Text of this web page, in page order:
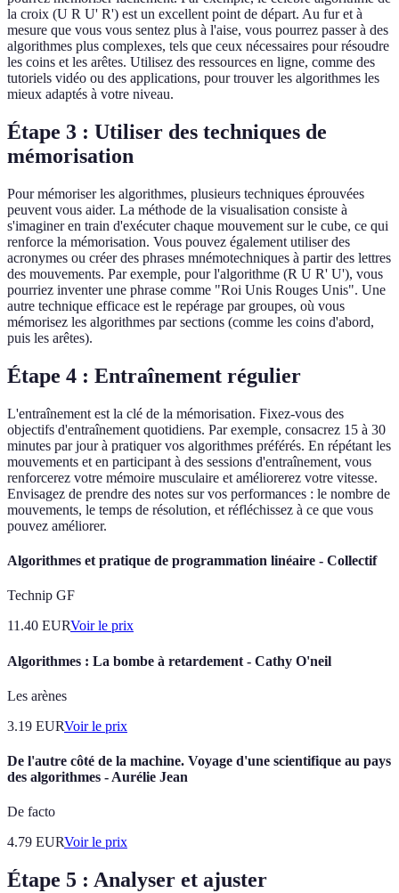
la croix (U R U' R') est un excellent point de départ. Au fur et à
mesure que vous vous sentez plus à l'aise, vous pourrez passer à des
algorithmes plus complexes, tels que ceux nécessaires pour résoudre
les coins et les arêtes. Utilisez des ressources en ligne, comme des
tutoriels vidéo ou des applications, pour trouver les algorithmes les
mieux adaptés à votre niveau.
Étape 3 : Utiliser des techniques de
mémorisation
Pour mémoriser les algorithmes, plusieurs techniques éprouvées
peuvent vous aider. La méthode de la visualisation consiste à
s'imaginer en train d'exécuter chaque mouvement sur le cube, ce qui
renforce la mémorisation. Vous pouvez également utiliser des
acronymes ou créer des phrases mnémotechniques à partir des lettres
des mouvements. Par exemple, pour l'algorithme (R U R' U'), vous
pourriez inventer une phrase comme "Roi Unis Rouges Unis". Une
autre technique efficace est le repérage par groupes, où vous
mémorisez les algorithmes par sections (comme les coins d'abord,
puis les arêtes).
Étape 4 : Entraînement régulier
L'entraînement est la clé de la mémorisation. Fixez-vous des
objectifs d'entraînement quotidiens. Par exemple, consacrez 15 à 30
minutes par jour à pratiquer vos algorithmes préférés. En répétant les
mouvements et en participant à des sessions d'entraînement, vous
renforcerez votre mémoire musculaire et améliorerez votre vitesse.
Envisagez de prendre des notes sur vos performances : le nombre de
mouvements, le temps de résolution, et réfléchissez à ce que vous
pouvez améliorer.
Algorithmes et pratique de programmation linéaire - Collectif
Technip GF
11.40 EURVoir le prix
Algorithmes : La bombe à retardement - Cathy O'neil
Les arènes
3.19 EURVoir le prix
De l'autre côté de la machine. Voyage d'une scientifique au pays
des algorithmes - Aurélie Jean
De facto
4.79 EURVoir le prix
Étape 5 : Analyser et ajuster